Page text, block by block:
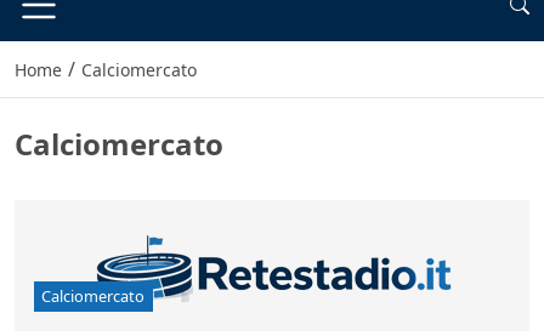
Home / Calciomercato
Calciomercato
Calciomercato